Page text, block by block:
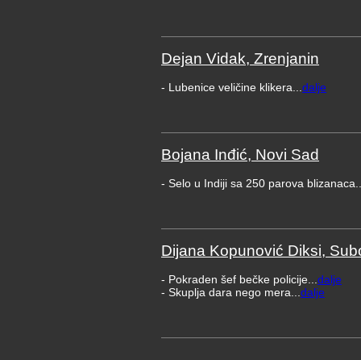
Dejan Vidak, Zrenjanin
- Lubenice veličine klikera... dalje
Bojana Inđić, Novi Sad
- Selo u Indiji sa 250 parova
Dijana Kopunović Diksi,
- Pokraden šef bečke policije... dalje
- Skuplja dara nego mera... dalje